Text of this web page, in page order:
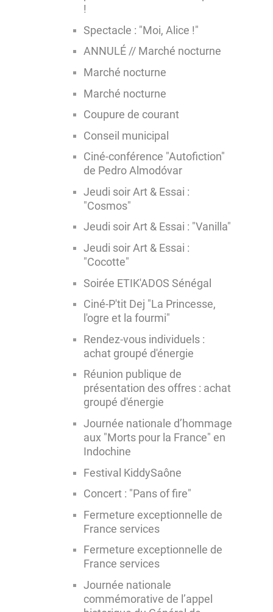
!
Spectacle : "Moi, Alice !"
ANNULÉ // Marché nocturne
Marché nocturne
Marché nocturne
Coupure de courant
Conseil municipal
Ciné-conférence "Autofiction"
de Pedro Almodóvar
Jeudi soir Art & Essai :
"Cosmos"
Jeudi soir Art & Essai : "Vanilla"
Jeudi soir Art & Essai :
"Cocotte"
Soirée ETIK'ADOS Sénégal
Ciné-P'tit Dej "La Princesse,
l'ogre et la fourmi"
Rendez-vous individuels :
achat groupé d'énergie
Réunion publique de
présentation des offres : achat
groupé d'énergie
Journée nationale d’hommage
aux "Morts pour la France" en
Indochine
Festival KiddySaône
Concert : "Pans of fire"
Fermeture exceptionnelle de
France services
Fermeture exceptionnelle de
France services
Journée nationale
commémorative de l’appel